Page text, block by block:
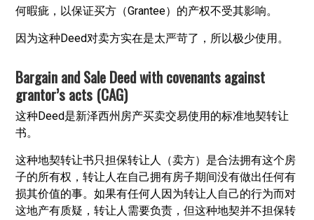
何暇疵，以保证买方（Grantee）的产权不受其影响。
因为这种Deed对卖方实在是太严苛了，所以极少使用。
Bargain and Sale Deed with covenants against
grantor’s acts (CAG)
这种Deed是新泽西州房产买卖交易使用的标准地契转让
书。
这种地契转让书只担保转让人（卖方）是合法拥有这个房
子的所有权，转让人在自己拥有房子期间没有做出任何有
损其价值的事。如果有任何人因为转让人自己的行为而对
这地产有质疑，转让人需要负责，但这种地契并不担保转